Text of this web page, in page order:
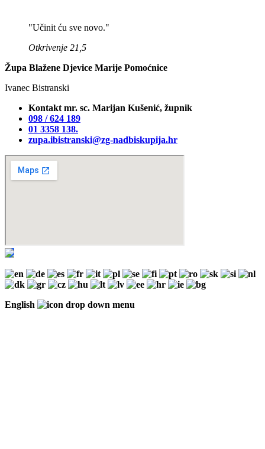
"Učinit ću sve novo."
Otkrivenje 21,5
Župa Blažene Djevice Marije Pomoćnice
Ivanec Bistranski
Kontakt mr. sc. Marijan Kušenić, župnik
098 / 624 189
01 3358 138‬.
zupa.ibistranski@zg-nadbiskupija.hr
English